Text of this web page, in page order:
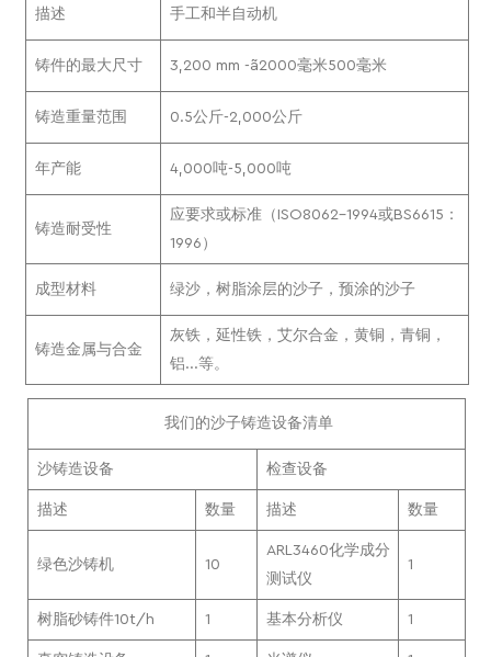
描述 手工和半自动机
铸件的最大尺寸 3,200 mm -ã2000毫米500毫米
铸造重量范围 0.5公斤-2,000公斤
年产能 4,000吨-5,000吨
铸造耐受性
应要求或标准（ISO8062-1994或BS6615：
1996）
成型材料 绿沙，树脂涂层的沙子，预涂的沙子
铸造金属与合金
灰铁，延性铁，艾尔合金，黄铜，青铜，
铝...等。
我们的沙子铸造设备清单
沙铸造设备 检查设备
描述 数量 描述 数量
绿色沙铸机 10
ARL3460化学成分
测试仪
1
树脂砂铸件10t/h 1 基本分析仪 1